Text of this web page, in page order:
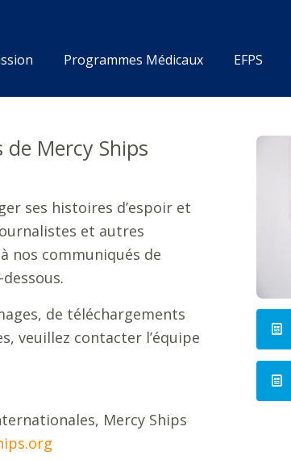
Programmes Médicaux EFPS
Mercy Ships
ses histoires d’espoir et
et autres
nos communiqués de
de téléchargements
veuillez contacter l’équipe
Mercy Ships